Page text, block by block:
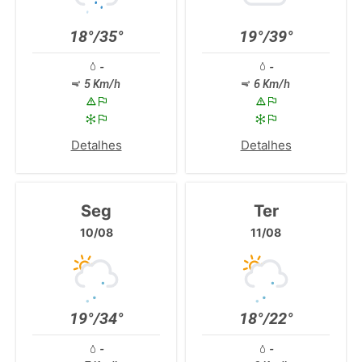
18°/35°
-
5 Km/h
Detalhes
19°/39°
-
6 Km/h
Detalhes
Seg
10/08
19°/34°
-
Ter
11/08
18°/22°
-